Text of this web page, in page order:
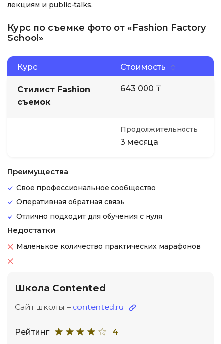
лекциям и public-talks.
Курс по съемке фото от «Fashion Factory
School»
Курс Стоимость
Стилист Fashion
съемок
643 000 ₸
Продолжительность
3 месяца
Преимущества
Свое профессиональное сообщество
Оперативная обратная связь
Отлично подходит для обучения с нуля
Недостатки
Маленькое количество практических марафонов
Школа Contented
Сайт школы – contented.ru
Рейтинг 4